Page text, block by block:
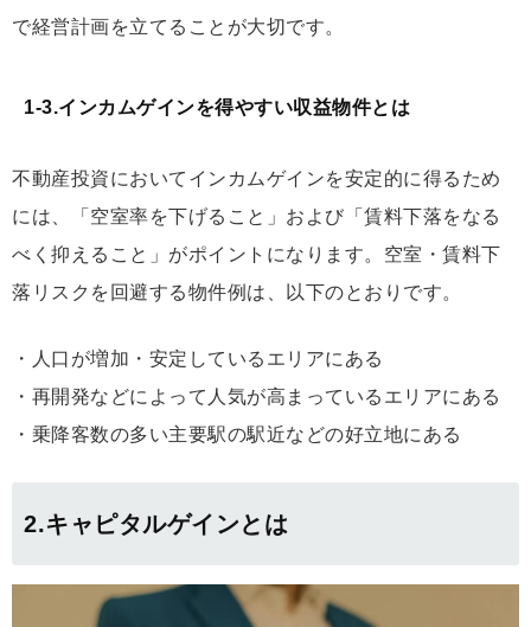
で経営計画を立てることが大切です。
1-3.インカムゲインを得やすい収益物件とは
不動産投資においてインカムゲインを安定的に得るため
には、「空室率を下げること」および「賃料下落をなる
べく抑えること」がポイントになります。空室・賃料下
落リスクを回避する物件例は、以下のとおりです。
・人口が増加・安定しているエリアにある
・再開発などによって人気が高まっているエリアにある
・乗降客数の多い主要駅の駅近などの好立地にある
2.キャピタルゲインとは